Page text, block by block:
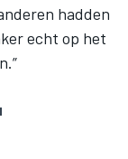
hadden
echt op het